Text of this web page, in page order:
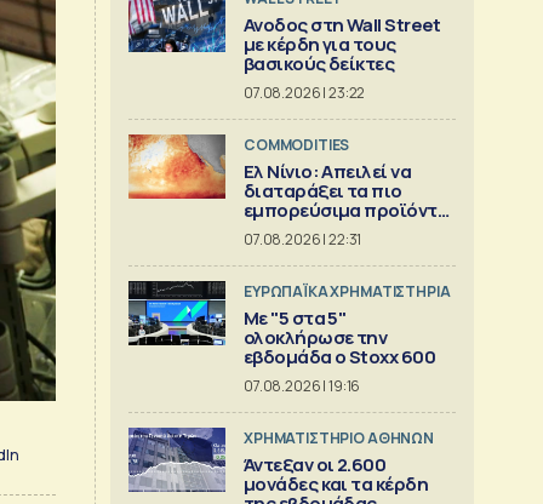
Ανοδος στη Wall Street
με κέρδη για τους
βασικούς δείκτες
07.08.2026 | 23:22
COMMODITIES
Ελ Νίνιο: Απειλεί να
διαταράξει τα πιο
εμπορεύσιμα προϊόντα
στον κόσμο
07.08.2026 | 22:31
ΕΥΡΩΠΑΪΚΑ ΧΡΗΜΑΤΙΣΤΗΡΙΑ
Με "5 στα 5"
ολοκλήρωσε την
εβδομάδα ο Stoxx 600
07.08.2026 | 19:16
XΡΗΜΑΤΙΣΤΗΡΙΟ ΑΘΗΝΩΝ
Άντεξαν οι 2.600
μονάδες και τα κέρδη